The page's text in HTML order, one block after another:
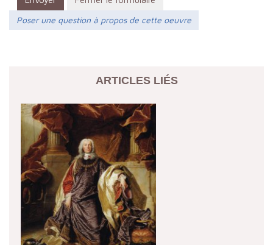
Poser une question à propos de cette oeuvre
ARTICLES LIÉS